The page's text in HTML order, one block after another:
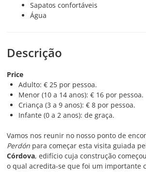
Sapatos confortáveis
Água
Descrição
Price
Adulto: € 25 por pessoa.
Menor (10 a 14 anos): € 16 por pessoa.
Criança (3 a 9 anos): € 8 por pessoa.
Infante (0 a 2 anos): de graça.
Vamos nos reunir no nosso ponto de
Perdón para começar esta visita guiada
Córdova, edifício cuja construção
o qual acredita-se que foi um importante